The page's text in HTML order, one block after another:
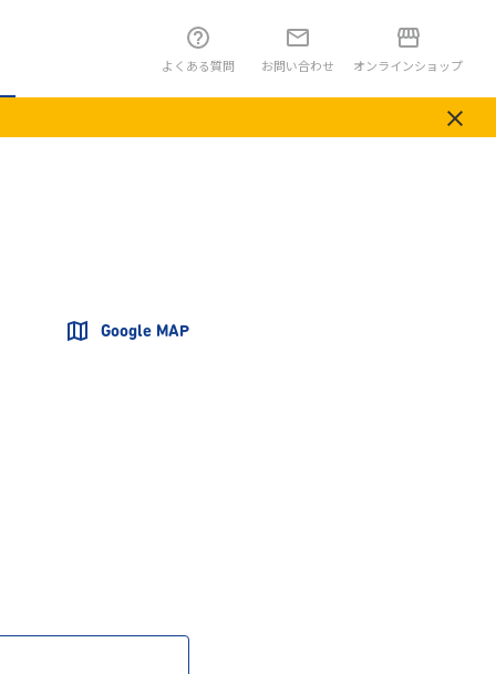
よくある質問 お問い合わせ オンラインショップ
Google MAP